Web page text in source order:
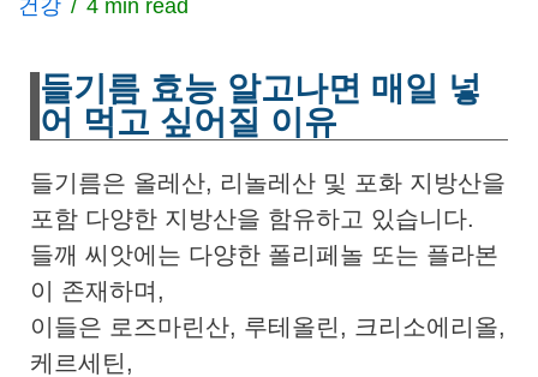
기
건강 4 min read
들기름 효능 알고나면 매일 넣
어 먹고 싶어질 이유
들기름은 올레산, 리놀레산 및 포화 지방산을
포함 다양한 지방산을 함유하고 있습니다.
들깨 씨앗에는 다양한 폴리페놀 또는 플라본
이 존재하며,
이들은 로즈마린산, 루테올린, 크리소에리올,
케르세틴,